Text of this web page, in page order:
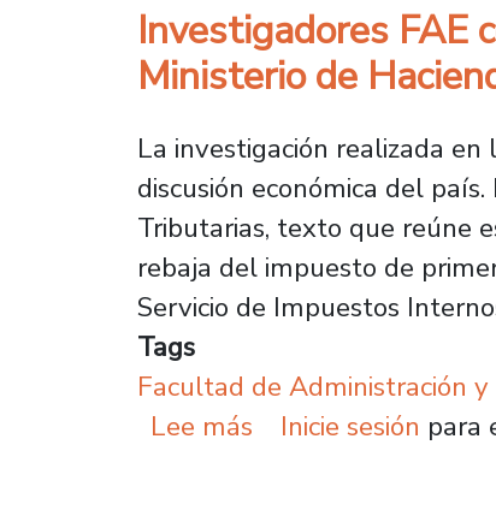
Investigadores FAE
Ministerio de
La investigación realizada
discusión económica del
Tributarias, texto que reúne
rebaja del impuesto de
Servicio de Impuestos
Tags
Facultad de Administración y
Lee más sobre
Inicie sesión para